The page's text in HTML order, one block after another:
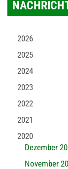
2026
2025
2024
2023
2022
2021
2020
Dezember
November